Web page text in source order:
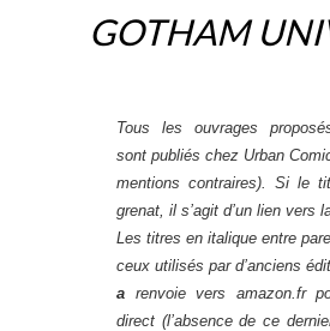
GOTHAM
Tous les ouvrages
sont publiés chez Urban
mentions contraires). Si le
grenat, il s’agit d’un lien vers
Les titres en italique entre
ceux utilisés par d’anciens
a renvoie vers amazon.fr
direct (l’absence de ce